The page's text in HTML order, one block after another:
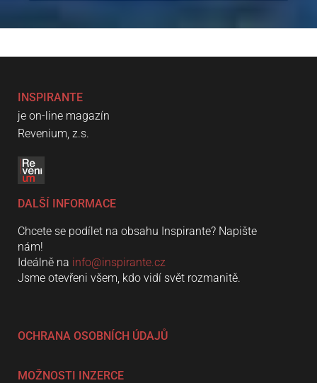
INSPIRANTE
je on-line magazín
Revenium, z.s.
DALŠÍ INFORMACE
Chcete se podílet na obsahu Inspirante? Napište
nám!
Ideálně na info@inspirante.cz
Jsme otevřeni všem, kdo vidí svět rozmanitě.
OCHRANA OSOBNÍCH ÚDAJŮ
MOŽNOSTI INZERCE